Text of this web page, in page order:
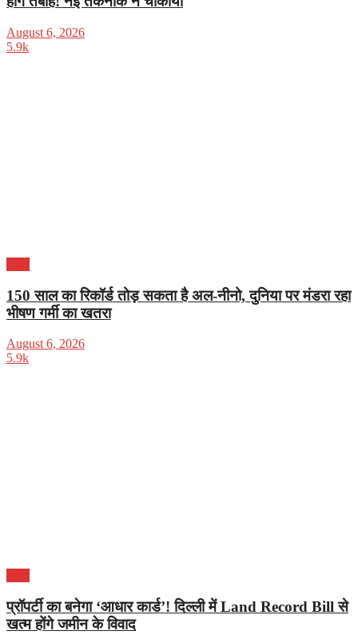
August 6, 2026
5.9k
150 साल का रिकॉर्ड तोड़ सकता है अल-नीनो, दुनिया पर मंडरा रहा
भीषण गर्मी का खतरा
August 6, 2026
5.9k
प्रॉपर्टी का बनेगा ‘आधार कार्ड’! दिल्ली में Land Record Bill से
खत्म होंगे जमीन के विवाद